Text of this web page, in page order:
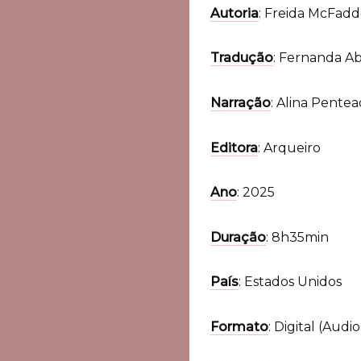
Autoria: Freida
Tradução: Fernanda
Narração: Alina
Editora: Arqueiro
Ano: 2025
Duração: 8h35min
País: Estados Unidos
Formato: Digital